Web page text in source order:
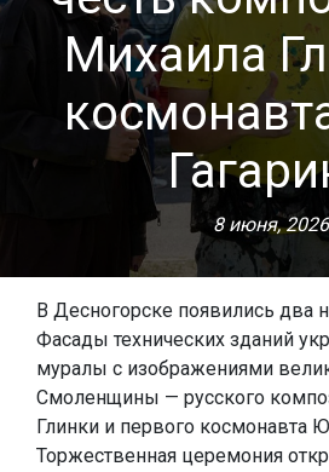
Михаила
8 июня, 2026
В Десногорске появились два
Фасады технических зданий
муралы с изображениями
Смоленщины — русского
Глинки и первого космонавта
Торжественная церемония